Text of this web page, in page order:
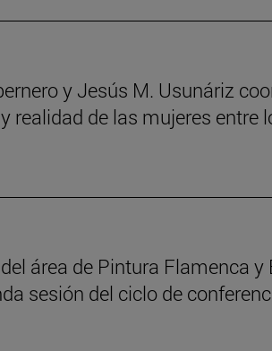
y Jesús M. Usunáriz
realidad de las mujeres entre
área de Pintura Flamenca
sesión del ciclo de